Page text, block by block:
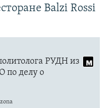
Balzi Rossi